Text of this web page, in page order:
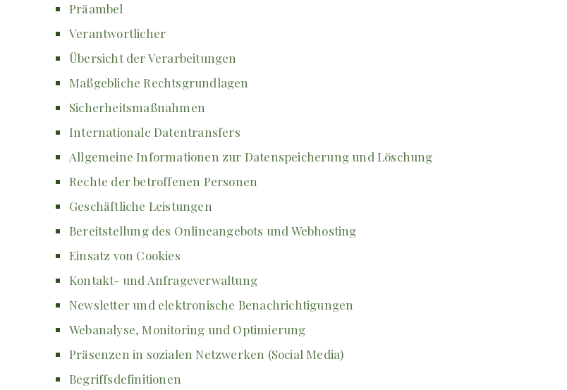
Präambel
Verantwortlicher
Übersicht der Verarbeitungen
Maßgebliche Rechtsgrundlagen
Sicherheitsmaßnahmen
Internationale Datentransfers
Allgemeine Informationen zur Datenspeicherung und Löschung
Rechte der betroffenen Personen
Geschäftliche Leistungen
Bereitstellung des Onlineangebots und Webhosting
Einsatz von Cookies
Kontakt- und Anfrageverwaltung
Newsletter und elektronische Benachrichtigungen
Webanalyse, Monitoring und Optimierung
Präsenzen in sozialen Netzwerken (Social Media)
Begriffsdefinitionen